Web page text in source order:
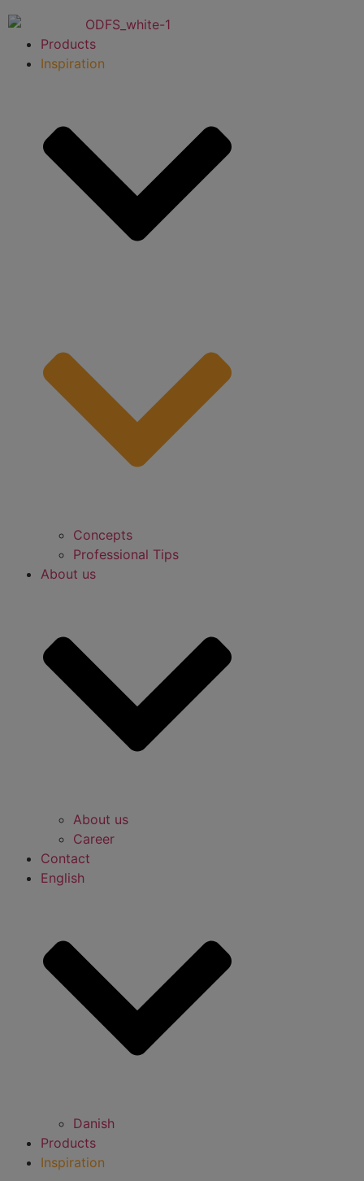
til
indholdProducts
Inspiration
Concepts
Professional Tips
About us
About us
Career
Contact
English
Danish
Products
Inspiration